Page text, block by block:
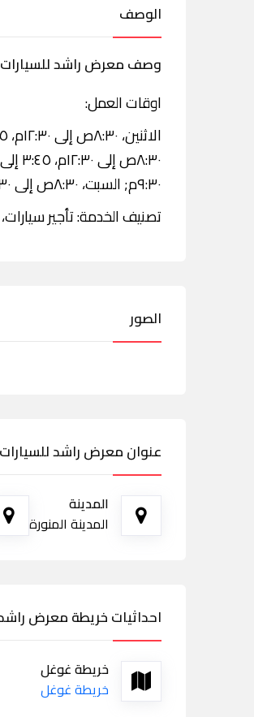
الوصف
وصف معرض راشد للسيارات
اوقات العمل:
٩:٣٠م; السبت، ٨:٣٠ص إلى ١٢:٣٠م، ٣:٤٥ إلى ٩:٣٠م; الأحد، ٨:٣٠ص إلى ١٢:٣٠م، ٣:٤٥ إلى ٩:٣٠م.
تصنيف الخدمة: تأجير
الصور
عنوان معرض راشد
المدينة
المدينة المنورة
احداثيات خريطة معرض
خريطة غوغل
خريطة غوغل